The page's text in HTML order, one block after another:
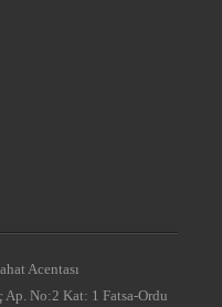
Acentası
No:2 Kat: 1 Fatsa-Ordu